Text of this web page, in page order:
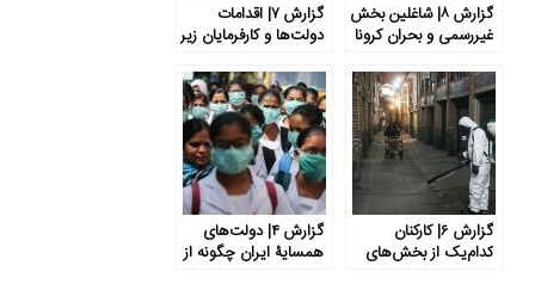
گزارش ۸| شاغلین بخش
غیررسمی و بحران کرونا
گزارش ۷| اقدامات
دولت‌ها و کارفرمایان زیر
کارگری
گزارش ۶| کارکنان
کدام‌یک از بخش‌های
گزارش ۴| دولت‌های
همسایۀ ایران چگونه از